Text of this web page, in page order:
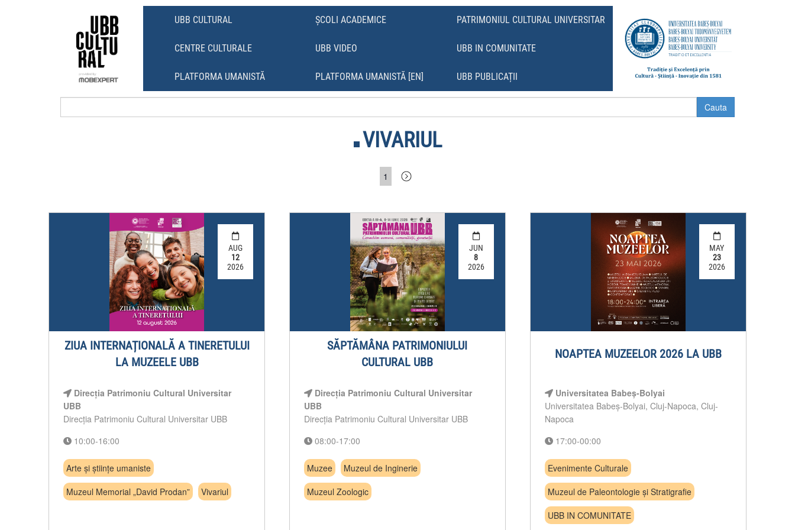
UBB CULTURAL ȘCOLI ACADEMICE PATRIMONIUL CULTURAL UNIVERSITAR
CENTRE CULTURALE UBB VIDEO UBB IN COMUNITATE
PLATFORMA UMANISTĂ PLATFORMA UMANISTĂ [EN] UBB PUBLICAȚII
VIVARIUL
1
AUG
12
2026
ZIUA INTERNAȚIONALĂ A TINERETULUI
LA MUZEELE UBB
Direcția Patrimoniu Cultural Universitar
UBB
Direcția Patrimoniu Cultural Universitar UBB
10:00-16:00
Arte și științe umaniste
Muzeul Memorial „David Prodan”
Vivariul
JUN
8
2026
SĂPTĂMÂNA PATRIMONIULUI
CULTURAL UBB
Direcția Patrimoniu Cultural Universitar
UBB
Direcția Patrimoniu Cultural Universitar UBB
08:00-17:00
Muzee
Muzeul de Inginerie
Muzeul Zoologic
MAY
23
2026
NOAPTEA MUZEELOR 2026 LA UBB
Universitatea Babeș-Bolyai
Universitatea Babeș-Bolyai, Cluj-Napoca, Cluj-
Napoca
17:00-00:00
Evenimente Culturale
Muzeul de Paleontologie și Stratigrafie
UBB IN COMUNITATE